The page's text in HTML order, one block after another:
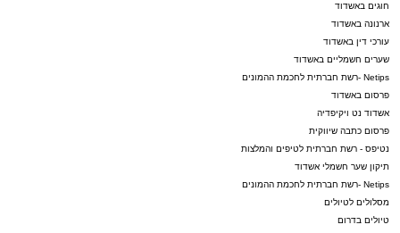
חוגים באשדוד
ארנונה באשדוד
עורכי דין באשדוד
שערים חשמליים באשדוד
Netips -רשת חברתית לחכמת ההמונים
פרסום באשדוד
אשדוד נט ויקיפדיה
פרסום כתבה שיווקית
נטיפס - רשת חברתית לטיפים והמלצות
תיקון שער חשמלי אשדוד
Netips -רשת חברתית לחכמת ההמונים
מסלולים לטיולים
טיולים בדרום